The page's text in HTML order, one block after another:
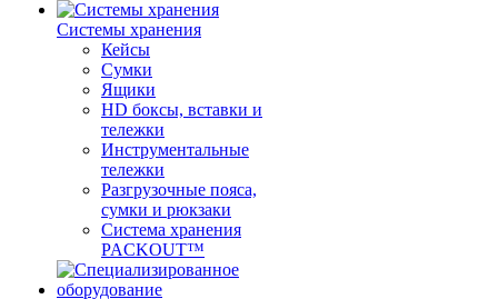
Системы хранения
Кейсы
Сумки
Ящики
HD боксы, вставки и
тележки
Инструментальные
тележки
Разгрузочные пояса,
сумки и рюкзаки
Система хранения
PACKOUT™